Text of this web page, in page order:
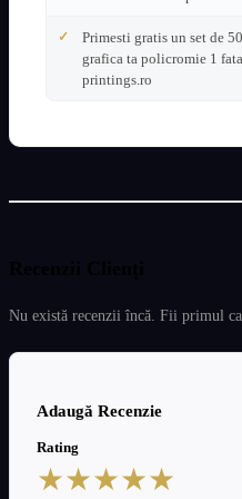
Primesti gratis un set de
grafica ta policromie 1
printings.ro
Nu există recenzii încă. Fii primul
Adaugă Recenzie
Rating
★
★
★
★
★